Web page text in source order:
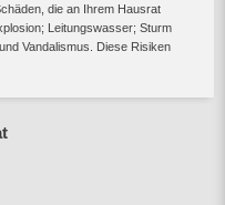
die an Ihrem Hausrat
Leitungswasser; Sturm
Vandalismus. Diese Risiken